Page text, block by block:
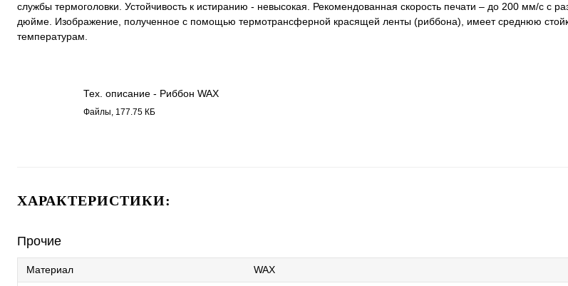
службы термоголовки. Устойчивость к истиранию - невысокая. Рекомендованная скорость печати – до 200 мм/с с
дюйме. Изображение, полученное с помощью термотрансферной красящей ленты (риббона), имеет среднюю
температурам.
Тех. описание - Риббон WAX
2111.pdf
Файлы, 177.75 КБ
ХАРАКТЕРИСТИКИ:
Прочие
Материал WAX